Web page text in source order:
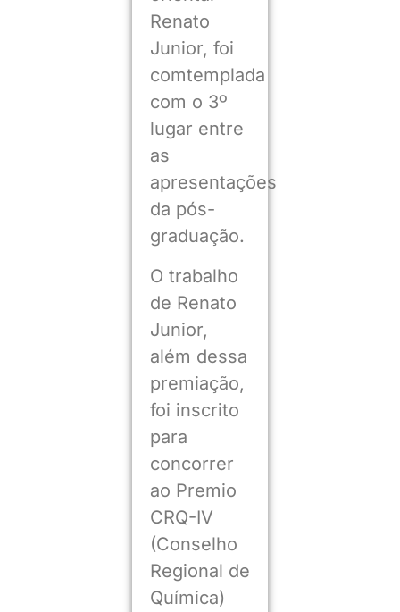
Renato
Junior, foi
comtemplada
com o 3º
lugar entre
as
apresentações
da pós-
graduação.
O trabalho
de Renato
Junior,
além dessa
premiação,
foi inscrito
para
concorrer
ao Premio
CRQ-IV
(Conselho
Regional de
Química)